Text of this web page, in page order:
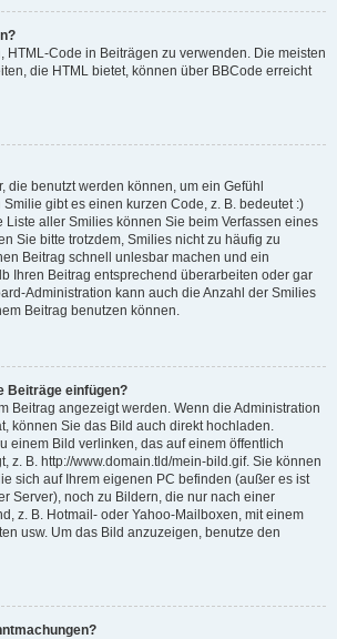
HTML-Code in Beiträgen zu verwenden. Die meisten
die HTML bietet, können über BBCode erreicht
die benutzt werden können, um ein Gefühl
gibt es einen kurzen Code, z. B. bedeutet :)
Liste aller Smilies können Sie beim Verfassen eines
Sie bitte trotzdem, Smilies nicht zu häufig zu
Beitrag schnell unlesbar machen und ein
Ihren Beitrag entsprechend überarbeiten oder gar
Administration kann auch die Anzahl der Smilies
Beitrag benutzen können.
Beiträge einfügen?
Beitrag angezeigt werden. Wenn die Administration
können Sie das Bild auch direkt hochladen.
einem Bild verlinken, das auf einem öffentlich
z. B. http://www.domain.tld/mein-bild.gif. Sie können
sich auf Ihrem eigenen PC befinden (außer es ist
Server), noch zu Bildern, die nur nach einer
z. B. Hotmail- oder Yahoo-Mailboxen, mit einem
usw. Um das Bild anzuzeigen, benutze den